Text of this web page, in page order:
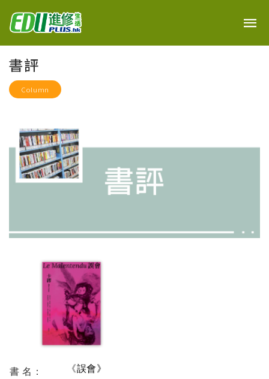
書評
Column
書 名： 《誤會》